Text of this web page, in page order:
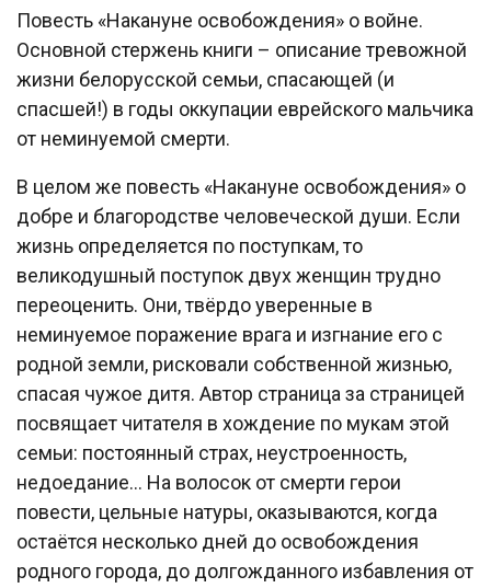
Повесть «Накануне освобождения» о войне.
Основной стержень книги – описание тревожной
жизни белорусской семьи, спасающей (и
спасшей!) в годы оккупации еврейского мальчика
от неминуемой смерти.
В целом же повесть «Накануне освобождения» о
добре и благородстве человеческой души. Если
жизнь определяется по поступкам, то
великодушный поступок двух женщин трудно
переоценить. Они, твёрдо уверенные в
неминуемое поражение врага и изгнание его с
родной земли, рисковали собственной жизнью,
спасая чужое дитя. Автор страница за страницей
посвящает читателя в хождение по мукам этой
семьи: постоянный страх, неустроенность,
недоедание… На волосок от смерти герои
повести, цельные натуры, оказываются, когда
остаётся несколько дней до освобождения
родного города, до долгожданного избавления от